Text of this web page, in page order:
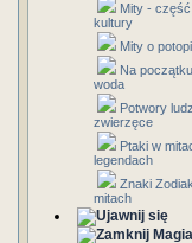
Mity - część
kultury
Mity o
Na
woda
Potwory
zwierzęce
Ptaki w
legendach
Znaki
mitach
Magia